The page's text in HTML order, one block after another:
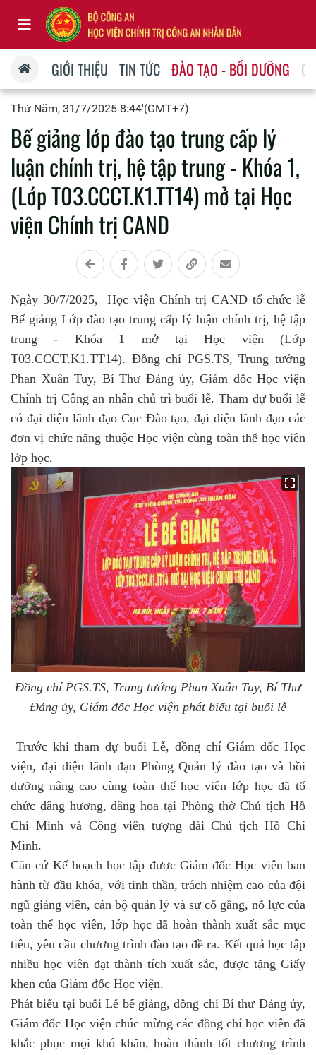
GIỚI THIỆU TIN TỨC ĐÀO TẠO - BỒI DƯỠNG
Thứ Năm, 31/7/2025 8:44'(GMT+7)
Bế giảng lớp đào tạo trung cấp lý
luận chính trị, hệ tập trung - Khóa 1,
(Lớp T03.CCCT.K1.TT14) mở tại Học
viện Chính trị CAND
Ngày 30/7/2025, Học viện Chính trị CAND tổ chức lễ
Bế giảng Lớp đào tạo trung cấp lý luận chính trị, hệ tập
trung - Khóa 1 mở tại Học viện (Lớp
T03.CCCT.K1.TT14). Đồng chí PGS.TS,Trung tướng
Phan Xuân Tuy, Bí Thư Đảng ủy, Giám đốc Học viện
Chính trị Công an nhân chủ trì buổi lễ. Tham dự buổi lễ
có đại diện lãnh đạo Cục Đào tạo, đại diện lãnh đạo các
đơn vị chức năng thuộc Học viện cùng toàn thể học viên
lớp học.
Đồng chí PGS.TS, Trung tướng Phan Xuân Tuy, Bí Thư
Đảng ủy, Giám đốc Học viện phát biểu tại buổi lễ
Trước khi tham dự buổi Lễ, đồng chí Giám đốc Học
viện, đại diện lãnh đạo Phòng Quản lý đào tạo và bồi
dưỡng nâng cao cùng toàn thể học viên lớp học đã tổ
chức dâng hương, dâng hoa tại Phòng thờ Chủ tịch Hồ
Chí Minh và Công viên tượng đài Chủ tịch Hồ Chí
Minh.
Căn cứ Kế hoạch học tập được Giám đốc Học viện ban
hành từ đầu khóa, vớitinh thần, trách nhiệm cao của đội
ngũ giảng viên, cán bộ quản lý và sự cố gắng, nỗ lực của
toàn thể học viên, lớp họcđã hoàn thành xuất sắc mục
tiêu, yêu cầu chương trình đào tạo đề ra. Kết quả học tập
nhiều học viên đạt thành tích xuất sắc, được tặng Giấy
khen của Giám đốc Học viện.
Phát biểu tại buổi Lễ bế giảng, đồng chí Bí thư Đảng ủy,
Giám đốc Học viện chúc mừng các đồng chí học viên đã
khắc phục mọi khó khăn, hoàn thành tốt chương trình